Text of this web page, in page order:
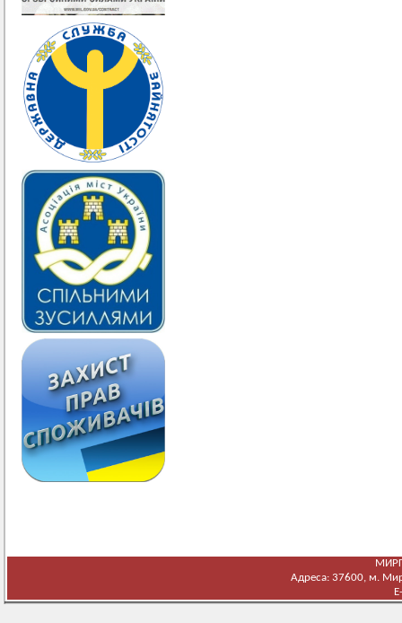
Адреса: 37600, м.